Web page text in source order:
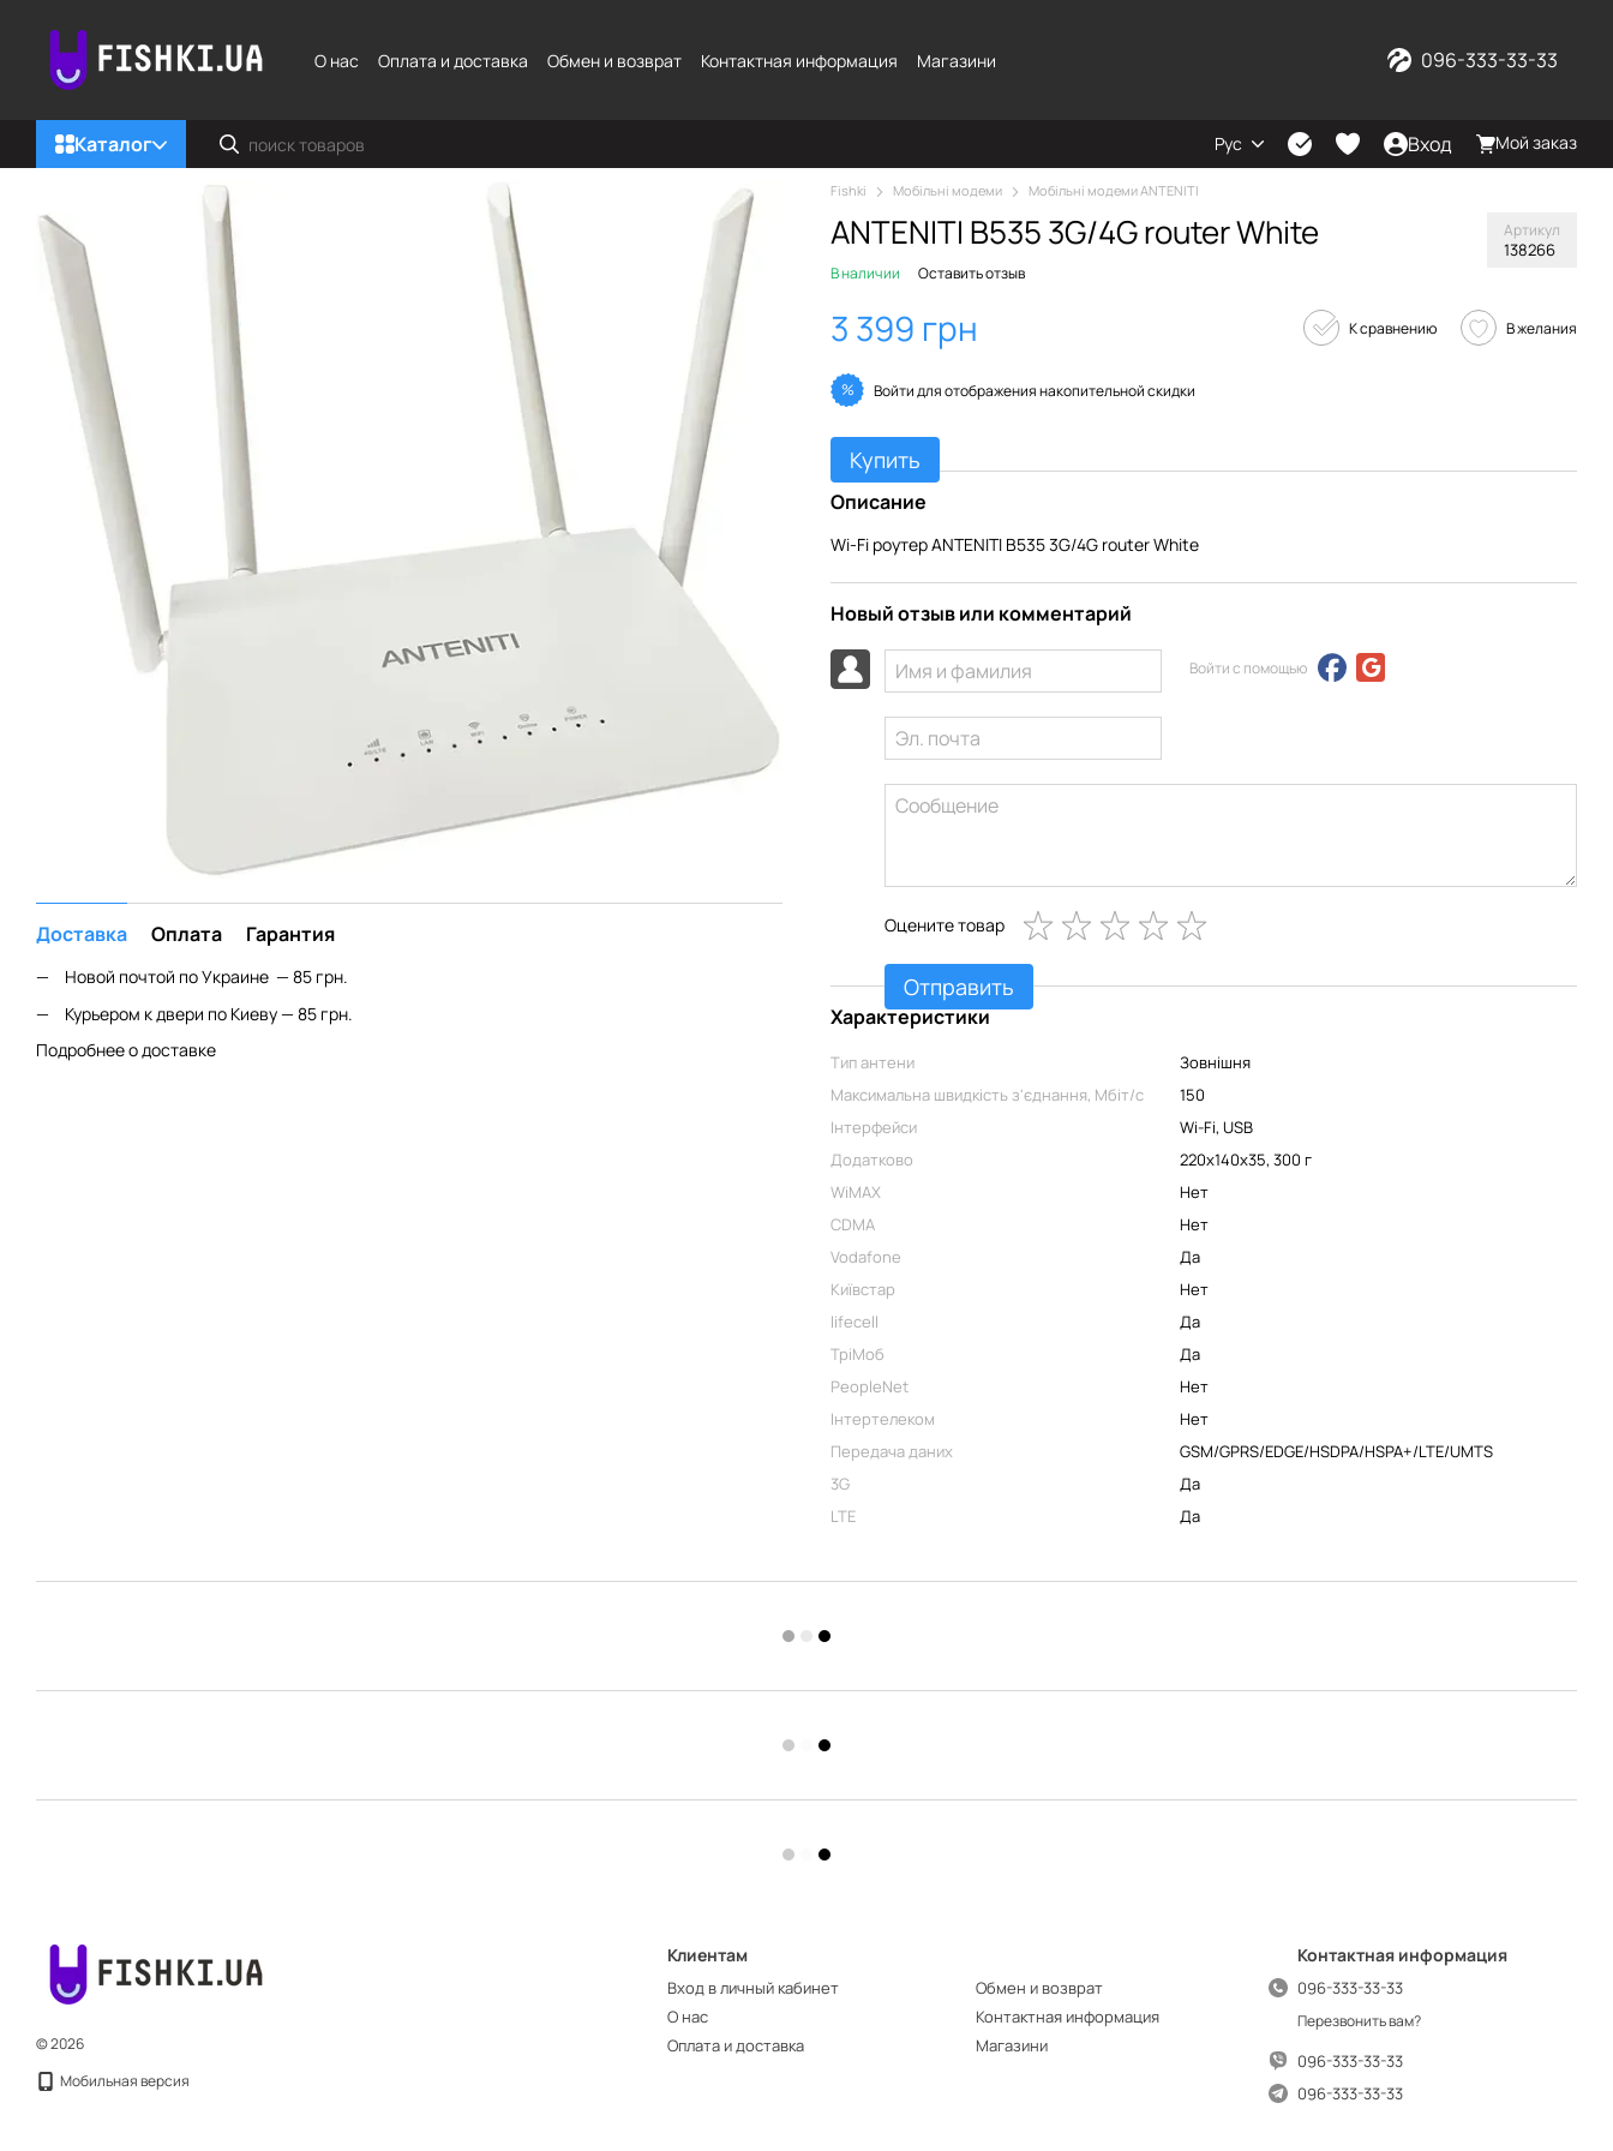
О нас
Оплата и доставка Обмен и возврат Контактная информация Магазини 096-333-33-33
Каталог Рус Вход Мой заказ
Доставка Оплата Гарантия
Новой почтой по Украине — 85 грн.
Курьером к двери по Киеву — 85 грн.
Подробнее о доставке
Fishki Мобільні модеми Мобільні модеми ANTENITI
ANTENITI B535 3G/4G router White Артикул
138266
В наличии Оставить отзыв
3 399 грн К сравнению В желания
% Войтидля отображения накопительной скидки
Купить
Описание
Wi-Fi роутер ANTENITI B535 3G/4G router White
Новый отзыв или комментарий
Войти с помощью
Оцените товар
Отправить
Характеристики
Тип антени
Зовнішня
Максимальна швидкість з'єднання, Мбіт/с
150
Інтерфейси
Wi-Fi, USB
Додатково
220x140x35, 300 г
WiMAX
Нет
CDMA
Нет
Vodafone
Да
Київстар
Нет
lifecell
Да
ТріМоб
Да
PeopleNet
Нет
Інтертелеком
Нет
Передача даних
GSM/GPRS/EDGE/HSDPA/HSPA+/LTE/UMTS
3G
Да
LTE
Да
© 2026
Мобильная версия
Клиентам
Вход в личный кабинет
О нас
Оплата и доставка
Обмен и возврат
Контактная информация
Магазини
Контактная информация
096-333-33-33
Перезвонить вам?
096-333-33-33
096-333-33-33